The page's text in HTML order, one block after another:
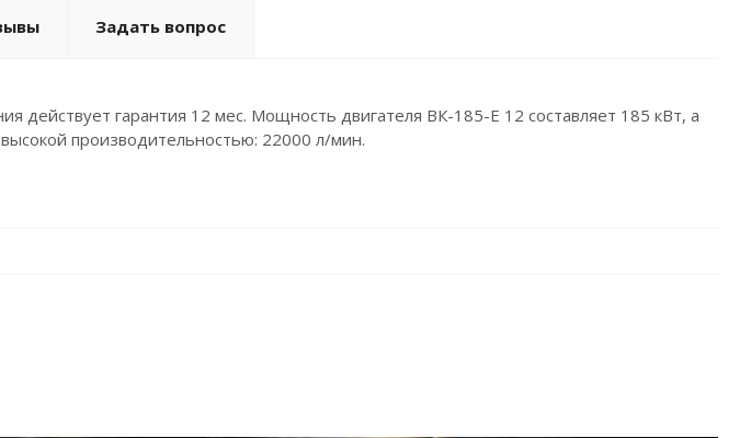
Задать вопрос
действует гарантия 12 мес. Мощность двигателя ВК-185-Е 12 составляет 185 кВт, а
производительностью: 22000 л/мин.